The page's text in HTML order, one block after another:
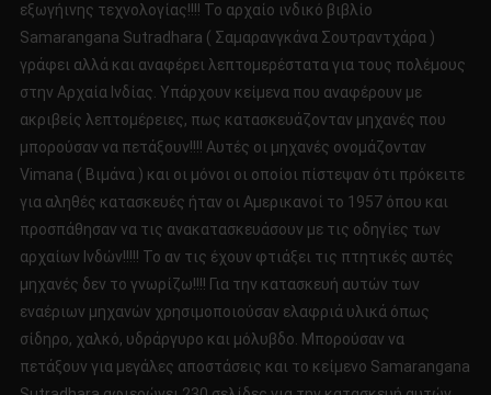
εξωγήινης τεχνολογίας!!!! Το αρχαίο ινδικό βιβλίο
Samarangana Sutradhara ( Σαμαρανγκάνα Σουτραντχάρα )
γράφει αλλά και αναφέρει λεπτομερέστατα για τους πολέμους
στην Αρχαία Ινδίας. Υπάρχουν κείμενα που αναφέρουν με
ακριβείς λεπτομέρειες, πως κατασκευάζονταν μηχανές που
μπορούσαν να πετάξουν!!!! Αυτές οι μηχανές ονομάζονταν
Vimana ( Βιμάνα ) και οι μόνοι οι οποίοι πίστεψαν ότι πρόκειτε
για αληθές κατασκευές ήταν οι Αμερικανοί το 1957 όπου και
προσπάθησαν να τις ανακατασκευάσουν με τις οδηγίες των
αρχαίων Ινδών!!!!! Το αν τις έχουν φτιάξει τις πτητικές αυτές
μηχανές δεν το γνωρίζω!!!! Για την κατασκευή αυτών των
εναέριων μηχανών χρησιμοποιούσαν ελαφριά υλικά όπως
σίδηρο, χαλκό, υδράργυρο και μόλυβδο. Μπορούσαν να
πετάξουν για μεγάλες αποστάσεις και το κείμενο Samarangana